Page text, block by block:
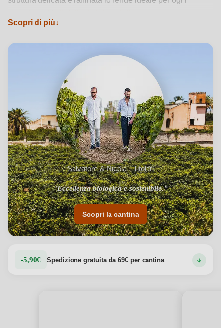
Scopri di più
Salvatore & Nicola · Titolari
"Eccellenza biologica e sostenibile."
Scopri la cantina
-5,90€ Spedizione gratuita da 69€ per cantina